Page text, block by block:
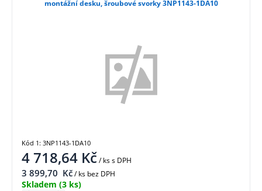
montážní desku, šroubové svorky 3NP1143-1DA10
4 718,64 Kč/ kss DPH
3 899,70 Kč/ ks bez DPH
Skladem (3 ks)
Kód 1: 3NP1143-1DA10